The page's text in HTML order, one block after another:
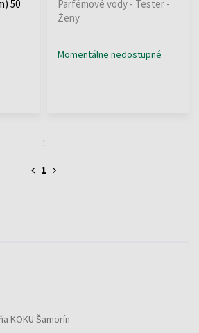
50
Parfémové vody - Tester -
Ženy
Momentálne nedostupné
:
1
KOKU Šamorín